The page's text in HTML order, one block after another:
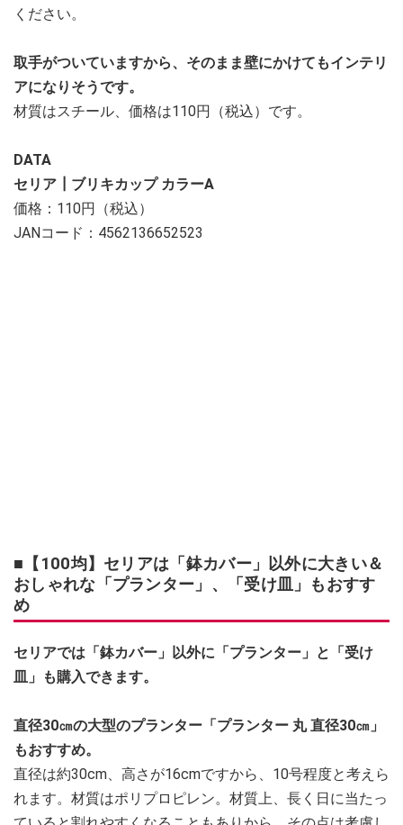
ください。
取手がついていますから、そのまま壁にかけてもインテリ
アになりそうです。
材質はスチール、価格は110円（税込）です。
DATA
セリア┃ブリキカップ カラーA
価格：110円（税込）
JANコード：4562136652523
■【100均】セリアは「鉢カバー」以外に大きい＆
おしゃれな「プランター」、「受け皿」もおすす
め
セリアでは「鉢カバー」以外に「プランター」と「受け
皿」も購入できます。
直径30㎝の大型のプランター「プランター 丸 直径30㎝」
もおすすめ。
直径は約30cm、高さが16cmですから、10号程度と考えら
れます。材質はポリプロピレン。材質上、長く日に当たっ